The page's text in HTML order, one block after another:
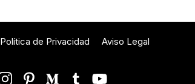
Política de Privacidad Aviso Legal